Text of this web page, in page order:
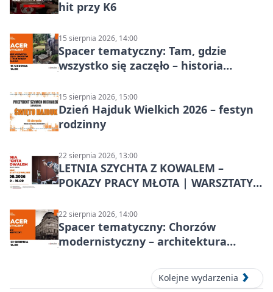
hit przy K6
15 sierpnia 2026, 14:00
Spacer tematyczny: Tam, gdzie
wszystko się zaczęło – historia
15 sierpnia 2026, 15:00
Dzień Hajduk Wielkich 2026 – festyn
rodzinny
22 sierpnia 2026, 13:00
LETNIA SZYCHTA Z KOWALEM –
POKAZY PRACY MŁOTA | WARSZTATY
22 sierpnia 2026, 14:00
Spacer tematyczny: Chorzów
modernistyczny – architektura
Kolejne wydarzenia